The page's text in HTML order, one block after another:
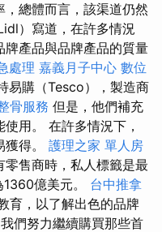
總體而言，該渠道仍然
）寫道，在許多情況
產品與品牌產品的質量
處理 嘉義月子中心 數位
易購（Tesco），製造商
骨服務 但是，他們補充
用。 在許多情況下，
得。 護理之家 單人房
售商時，私人標籤是最
億美元。 台中推拿
育，以了解出色的品牌
我們努力繼續購買那些首